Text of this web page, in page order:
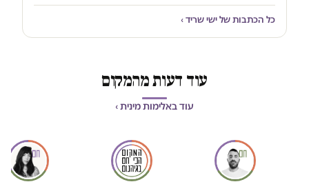
כל הכתבות של ישי שריד ›
עוד דעות מהמקום
עוד באלימות מינית ›